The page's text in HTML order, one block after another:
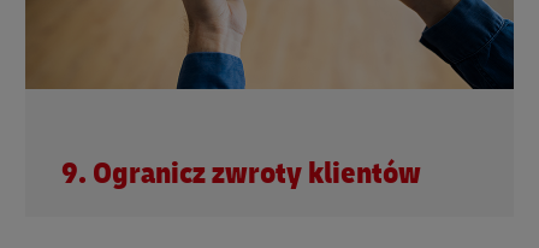
9. Ogranicz zwroty klientów